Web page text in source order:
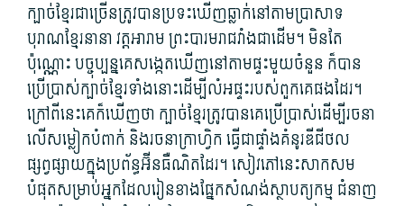
ក្បាច់​ខ្មែរ​ជាច្រើន​ត្រូវ​បាន​ប្រទះឃើញ​ឆ្លាក់​នៅ​តាម​ប្រាសាទ​
បុរាណ​ខ្មែរ​នានា វត្តអារាម ព្រះ​បា​រម​រាជវាំង​ជាដើម។ មិន​តែ
ប៉ុណ្ណោះ បច្ចុប្បន្ន​គេ​សង្កេតឃើញ​នៅ​តាម​ផ្ទះ​មួយ​ចំនួន ក៏បាន​
ប្រើប្រាស់​ក្បាច់​ខ្មែរ​ទាំងនោះ​ដើម្បី​លំអ​ផ្ទះ​របស់​ពួក​គេ​ផង​ដែរ។
ក្រៅពី​នេះ​គេ​ក៏​ឃើញ​ថា ក្បាច់​ខ្មែរ​ត្រូវ​បាន​គេ​ប្រើប្រាស់​ដើម្បី​រចនា​
លើ​សម្លៀក​បំពាក់ និង​រចនា​ក្រាហ្វិក ធ្វើជា​ផ្ទាំង​គំនូរ​ឌីជីថល​
ផ្សព្វផ្សាយ​ក្នុង​ប្រព័ន្ធ​អ៊ីនធឺណិត​ដែរ។ សៀវភៅ​នេះ​សាក​សម​
បំផុត​សម្រាប់​អ្នក​ដែល​រៀន​ខាង​ផ្នែក​សំណង់​ស្ថាបត្យកម្ម ជំនាញ​